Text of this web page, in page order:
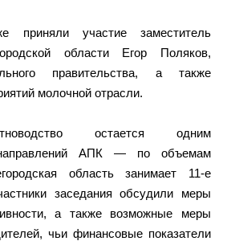
приняли участие заместитель
области Егор Поляков,
правительства, а также
молочной отрасли.
остается одним
АПК — по объемам
область занимает 11-е
заседания обсудили меры
а также возможные меры
чьи финансовые показатели